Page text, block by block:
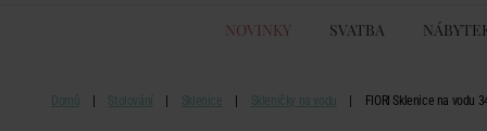
NOVINKY SVATBA
Domů Stolování Sklenice Skleničky na vodu FIORI Sklenice na vodu